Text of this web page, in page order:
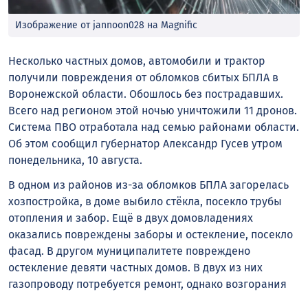
Изображение от jannoon028 на Magnific
Несколько частных домов, автомобили и трактор
получили повреждения от обломков сбитых БПЛА в
Воронежской области. Обошлось без пострадавших.
Всего над регионом этой ночью уничтожили 11 дронов.
Система ПВО отработала над семью районами области.
Об этом сообщил губернатор Александр Гусев утром
понедельника, 10 августа.
В одном из районов из-за обломков БПЛА загорелась
хозпостройка, в доме выбило стёкла, посекло трубы
отопления и забор. Ещё в двух домовладениях
оказались повреждены заборы и остекление, посекло
фасад. В другом муниципалитете повреждено
остекление девяти частных домов. В двух из них
газопроводу потребуется ремонт, однако возгорания